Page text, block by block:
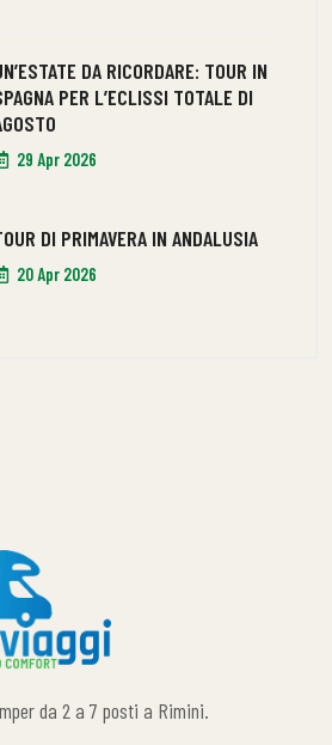
DA RICORDARE: TOUR IN
PER L’ECLISSI TOTALE DI
29 Apr 2026
DI PRIMAVERA IN ANDALUSIA
20 Apr 2026
da 2 a 7 posti a Rimini.